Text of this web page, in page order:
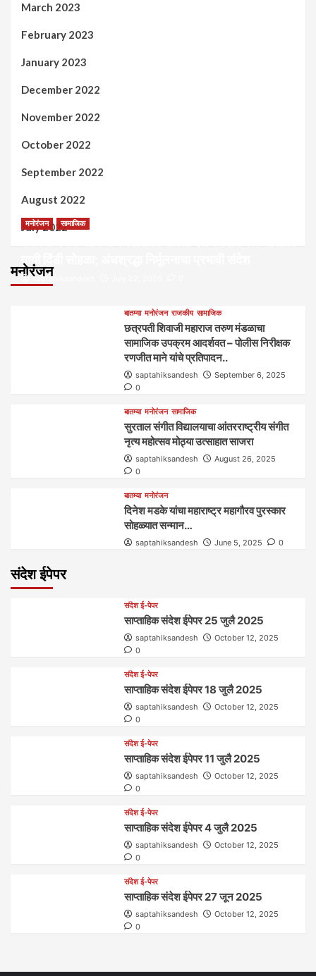
March 2023
February 2023
January 2023
December 2022
November 2022
October 2022
September 2022
August 2022
July 2022
मनोरंजन
मनोरंजन सामाजिक
पायी दिंडी सोहळा; अंधश्रद्धा निर्मूलनाचा प्रभावी संदेश
saptahiksandesh
बातम्या मनोरंजन राजकीय सामाजिक
छत्रपती शिवाजी महाराज तरुण मंडळाचा
सामाजिक उपक्रम आदर्शवत – पोलीस निरीक्षक
रणजीत माने यांचे प्रतिपादन..
saptahiksandesh
September 6, 2025
0
बातम्या मनोरंजन सामाजिक
सुरताल संगीत विद्यालयाचा आंतरराष्ट्रीय संगीत
नृत्य महोत्सव मोठ्या उत्साहात साजरा
saptahiksandesh
August 26, 2025
0
बातम्या मनोरंजन
दिनेश मडके यांचा महाराष्ट्र महागौरव‌ पुरस्कार‌‌‌
सोहळ्यात सन्मान…
saptahiksandesh June 5, 2025 0
संदेश ईपेपर
संदेश ई-पेपर
साप्ताहिक संदेश ईपेपर 25 जुलै 2025
saptahiksandesh
October 12, 2025
0
संदेश ई-पेपर
साप्ताहिक संदेश ईपेपर 18 जुलै 2025
saptahiksandesh
October 12, 2025
0
संदेश ई-पेपर
साप्ताहिक संदेश ईपेपर 11 जुलै 2025
saptahiksandesh
October 12, 2025
0
संदेश ई-पेपर
साप्ताहिक संदेश ईपेपर 4 जुलै 2025
saptahiksandesh
October 12, 2025
0
संदेश ई-पेपर
साप्ताहिक संदेश ईपेपर 27 जून 2025
saptahiksandesh
October 12, 2025
0